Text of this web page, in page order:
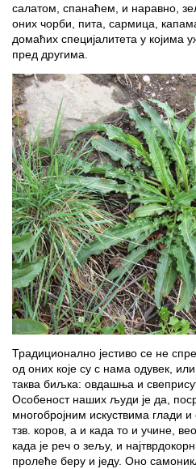
салатом, спанаћем, и наравно,
оних чорби, пита, сармица,
домаћих специјалитета у којима
пред другима.
Традиционално јестиво се не
од оних које су с нама одувек,
таква биљка: овдашња и
Особеност наших људи је да,
многобројним искуствима глади
тзв. коров, а и када то и учине,
када је реч о зељу, и
пролеће беру и једу. Оно